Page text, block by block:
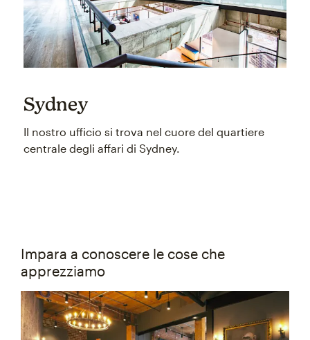
Sydney
Il nostro ufficio si trova nel cuore del quartiere
centrale degli affari di Sydney.
Impara a conoscere le cose che
apprezziamo